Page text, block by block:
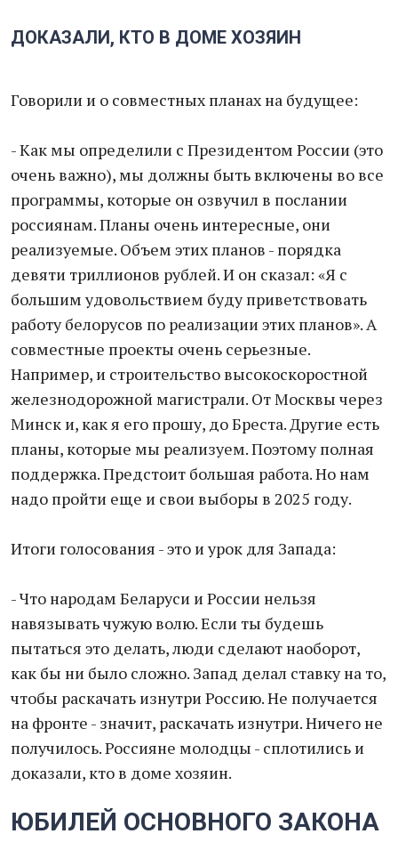
ДОКАЗАЛИ, КТО В ДОМЕ ХОЗЯИН
Говорили и о совместных планах на будущее:
- Как мы определили с Президентом России (это
очень важно), мы должны быть включены во все
программы, которые он озвучил в послании
россиянам. Планы очень интересные, они
реализуемые. Объем этих планов - порядка
девяти триллионов рублей. И он сказал: «Я с
большим удовольствием буду приветствовать
работу белорусов по реализации этих планов». А
совместные проекты очень серьезные.
Например, и строительство высокоскоростной
железнодорожной магистрали. От Москвы через
Минск и, как я его прошу, до Бреста. Другие есть
планы, которые мы реализуем. Поэтому полная
поддержка. Предстоит большая работа. Но нам
надо пройти еще и свои выборы в 2025 году.
Итоги голосования - это и урок для Запада:
- Что народам Беларуси и России нельзя
навязывать чужую волю. Если ты будешь
пытаться это делать, люди сделают наоборот,
как бы ни было сложно. Запад делал ставку на то,
чтобы раскачать изнутри Россию. Не получается
на фронте - значит, раскачать изнутри. Ничего не
получилось. Россияне молодцы - сплотились и
доказали, кто в доме хозяин.
ЮБИЛЕЙ ОСНОВНОГО ЗАКОНА